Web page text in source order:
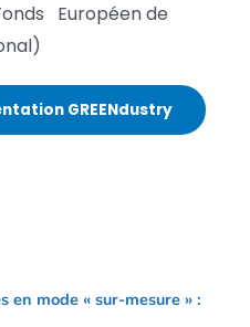
Européen de
GREENdustry
en mode « sur-mesure » :